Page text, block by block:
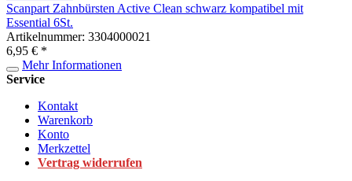
Scanpart Zahnbürsten Active Clean schwarz kompatibel mit
Essential 6St.
Artikelnummer: 3304000021
6,95 € *
Mehr Informationen
Service
Kontakt
Warenkorb
Konto
Merkzettel
Vertrag widerrufen